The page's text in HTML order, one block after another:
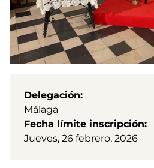
Delegación
Málaga
Fecha límite inscripción
Jueves, 26 febrero, 2026